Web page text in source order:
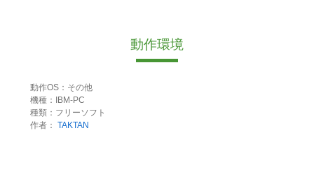
動作環境
動作OS：その他
機種：IBM-PC
種類：フリーソフト
作者： TAKTAN